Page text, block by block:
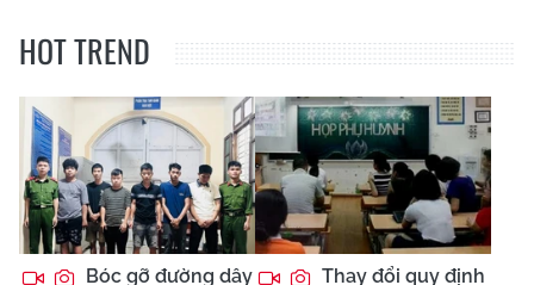
HOT TREND
Bóc gỡ đường dây
Thay đổi quy định